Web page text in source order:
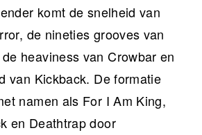
komt de snelheid van
de nineties grooves van
heaviness van Crowbar en
van Kickback. De formatie
namen als For I Am King,
en Deathtrap door